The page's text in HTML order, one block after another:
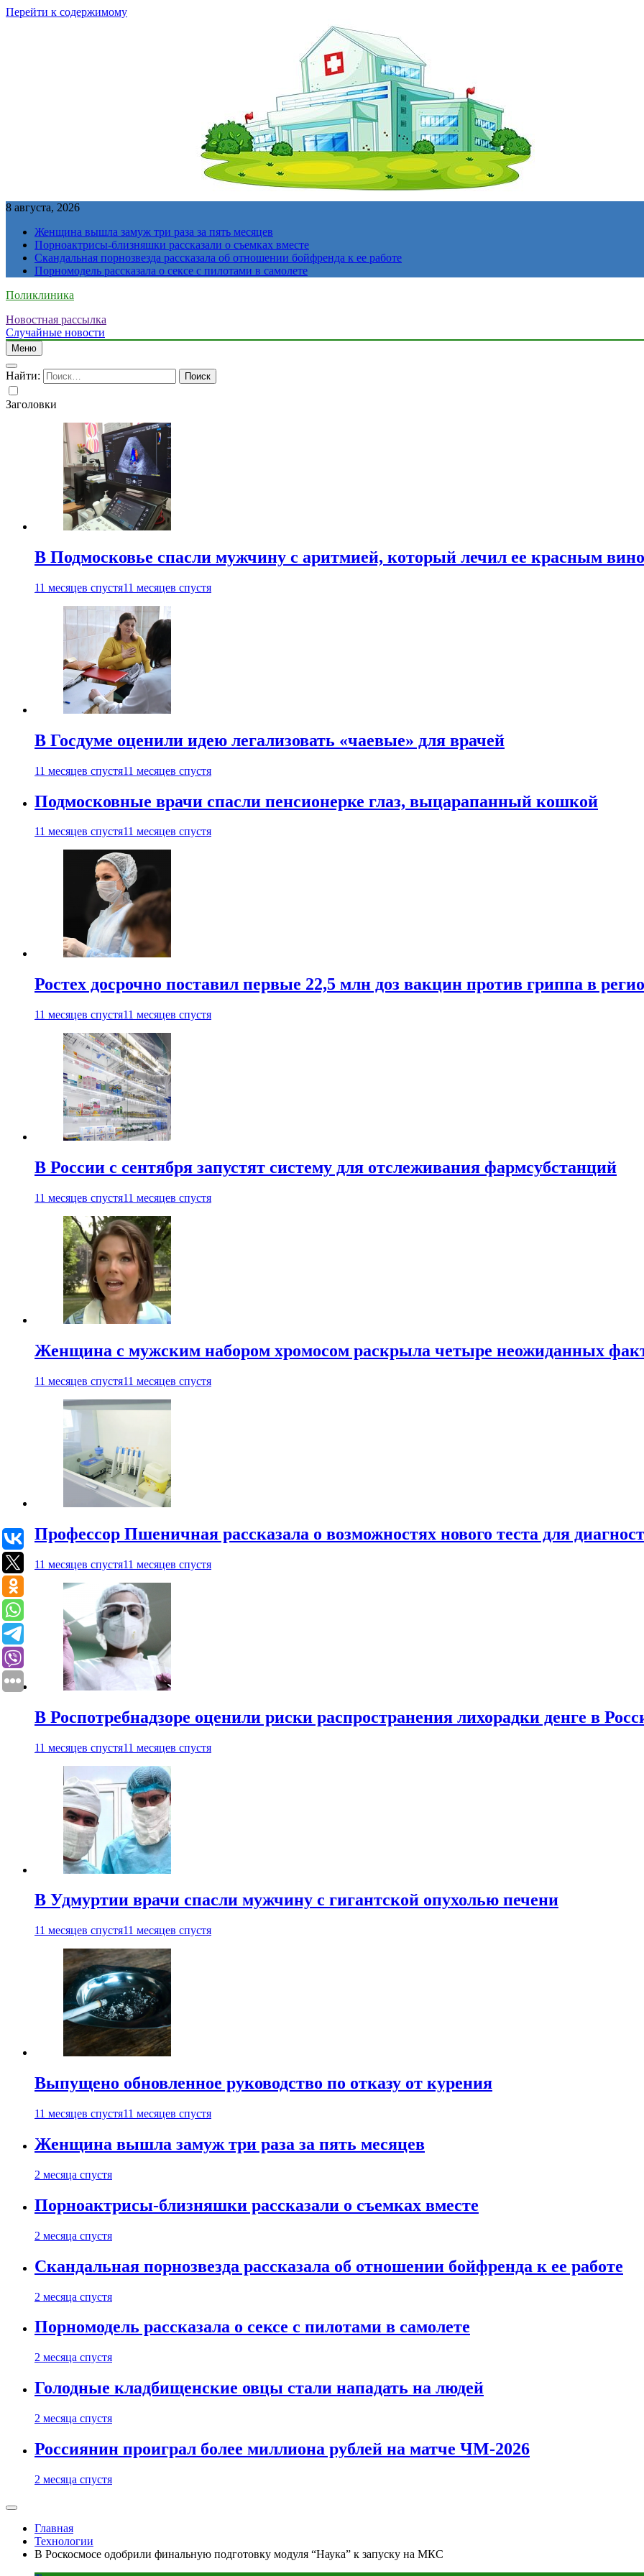
Перейти к содержимому
8 августа, 2026
Женщина вышла замуж три раза за пять месяцев
Порноактрисы-близняшки рассказали о съемках вместе
Скандальная порнозвезда рассказала об отношении бойфренда к ее работе
Порномодель рассказала о сексе с пилотами в самолете
Поликлиника
Новостная рассылка
Случайные новости
Меню
Найти:
Заголовки
В Подмосковье спасли мужчину с аритмией, который лечил ее красным
11 месяцев спустя11 месяцев спустя
В Госдуме оценили идею легализовать «чаевые» для врачей
11 месяцев спустя11 месяцев спустя
Подмосковные врачи спасли пенсионерке глаз, выцарапанный кошкой
11 месяцев спустя11 месяцев спустя
Ростех досрочно поставил первые 22,5 млн доз вакцин против гриппа в
11 месяцев спустя11 месяцев спустя
В России с сентября запустят систему для отслеживания фармсубстанций
11 месяцев спустя11 месяцев спустя
Женщина с мужским набором хромосом раскрыла четыре неожиданных
11 месяцев спустя11 месяцев спустя
Профессор Пшеничная рассказала о возможностях нового теста для
11 месяцев спустя11 месяцев спустя
В Роспотребнадзоре оценили риски распространения лихорадки денге в
11 месяцев спустя11 месяцев спустя
В Удмуртии врачи спасли мужчину с гигантской опухолью печени
11 месяцев спустя11 месяцев спустя
Выпущено обновленное руководство по отказу от курения
11 месяцев спустя11 месяцев спустя
Женщина вышла замуж три раза за пять месяцев
2 месяца спустя
Порноактрисы-близняшки рассказали о съемках вместе
2 месяца спустя
Скандальная порнозвезда рассказала об отношении бойфренда к ее работе
2 месяца спустя
Порномодель рассказала о сексе с пилотами в самолете
2 месяца спустя
Голодные кладбищенские овцы стали нападать на людей
2 месяца спустя
Россиянин проиграл более миллиона рублей на матче ЧМ-2026
2 месяца спустя
Главная
Технологии
В Роскосмосе одобрили финальную подготовку модуля “Наука” к запуску на МКС